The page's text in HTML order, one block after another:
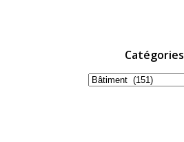
Catégories
Catégories